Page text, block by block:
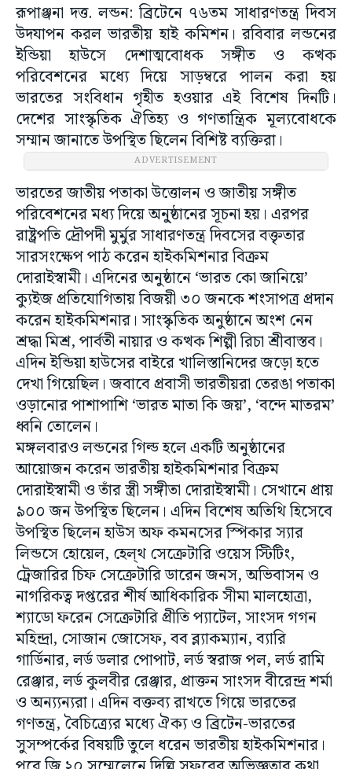
রূপাঞ্জনা দত্ত. লন্ডন: ব্রিটেনে ৭৬তম সাধারণতন্ত্র দিবস
উদযাপন করল ভারতীয় হাই কমিশন। রবিবার লন্ডনের
ইন্ডিয়া হাউসে দেশাত্মবোধক সঙ্গীত ও কত্থক
পরিবেশনের মধ্যে দিয়ে সাড়ম্বরে পালন করা হয়
ভারতের সংবিধান গৃহীত হওয়ার এই বিশেষ দিনটি।
দেশের সাংস্কৃতিক ঐতিহ্য ও গণতান্ত্রিক মূল্যবোধকে
সম্মান জানাতে উপস্থিত ছিলেন বিশিষ্ট ব্যক্তিরা।
ADVERTISEMENT
ভারতের জাতীয় পতাকা উত্তোলন ও জাতীয় সঙ্গীত
পরিবেশনের মধ্য দিয়ে অনু্ষ্ঠানের সূচনা হয়। এরপর
রাষ্ট্রপতি দ্রৌপদী মুর্মুর সাধারণতন্ত্র দিবসের বক্তৃতার
সারসংক্ষেপ পাঠ করেন হাইকমিশনার বিক্রম
দোরাইস্বামী। এদিনের অনুষ্ঠানে ‘ভারত কো জানিয়ে’
ক্যুইজ প্রতিযোগিতায় বিজয়ী ৩০ জনকে শংসাপত্র প্রদান
করেন হাইকমিশনার। সাংস্কৃতিক অনুষ্ঠানে অংশ নেন
শ্রদ্ধা মিশ্র, পার্বতী নায়ার ও কত্থক শিল্পী রিচা শ্রীবাস্তব।
এদিন ইন্ডিয়া হাউসের বাইরে খালিস্তানিদের জড়ো হতে
দেখা গিয়েছিল। জবাবে প্রবাসী ভারতীয়রা তেরঙা পতাকা
ওড়ানোর পাশাপাশি ‘ভারত মাতা কি জয়’, ‘বন্দে মাতরম’
ধ্বনি তোলেন।
মঙ্গলবারও লন্ডনের গিল্ড হলে একটি অনুষ্ঠানের
আয়োজন করেন ভারতীয় হাইকমিশনার বিক্রম
দোরাইস্বামী ও তাঁর স্ত্রী সঙ্গীতা দোরাইস্বামী। সেখানে প্রায়
৯০০ জন উপস্থিত ছিলেন। এদিন বিশেষ অতিথি হিসেবে
উপস্থিত ছিলেন হাউস অফ কমনসের স্পিকার স্যার
লিন্ডসে হোয়েল, হেল্থ সেক্রেটারি ওয়েস স্টিটিং,
ট্রেজারির চিফ সেক্রেটারি ডারেন জনস, অভিবাসন ও
নাগরিকত্ব দপ্তরের শীর্ষ আধিকারিক সীমা মালহোত্রা,
শ্যাডো ফরেন সেক্রেটারি প্রীতি প্যাটেল, সাংসদ গগন
মহিন্দ্রা, সোজান জোসেফ, বব ব্ল্যাকম্যান, ব্যারি
গার্ডিনার, লর্ড ডলার পোপাট, লর্ড স্বরাজ পল, লর্ড রামি
রেঞ্জার, লর্ড কুলবীর রেঞ্জার, প্রাক্তন সাংসদ বীরেন্দ্র শর্মা
ও অন্য্যন্যরা। এদিন বক্তব্য রাখতে গিয়ে ভারতের
গণতন্ত্র, বৈচিত্র্যের মধ্যে ঐক্য ও ব্রিটেন-ভারতের
সুসম্পর্কের বিষয়টি তুলে ধরেন ভারতীয় হাইকমিশনার।